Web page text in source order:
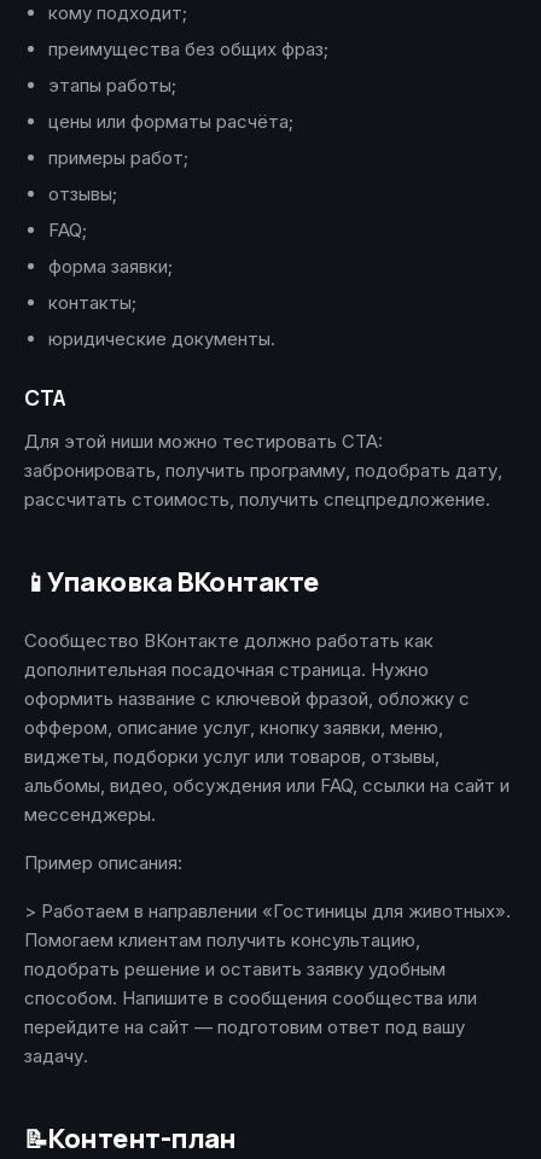
кому подходит;
преимущества без общих фраз;
этапы работы;
цены или форматы расчёта;
примеры работ;
отзывы;
FAQ;
форма заявки;
контакты;
юридические документы.
CTA
Для этой ниши можно тестировать CTA:
забронировать, получить программу, подобрать дату,
рассчитать стоимость, получить спецпредложение.
📱Упаковка ВКонтакте
Сообщество ВКонтакте должно работать как
дополнительная посадочная страница. Нужно
оформить название с ключевой фразой, обложку с
оффером, описание услуг, кнопку заявки, меню,
виджеты, подборки услуг или товаров, отзывы,
альбомы, видео, обсуждения или FAQ, ссылки на сайт и
мессенджеры.
Пример описания:
> Работаем в направлении «Гостиницы для животных».
Помогаем клиентам получить консультацию,
подобрать решение и оставить заявку удобным
способом. Напишите в сообщения сообщества или
перейдите на сайт — подготовим ответ под вашу
задачу.
📝Контент-план